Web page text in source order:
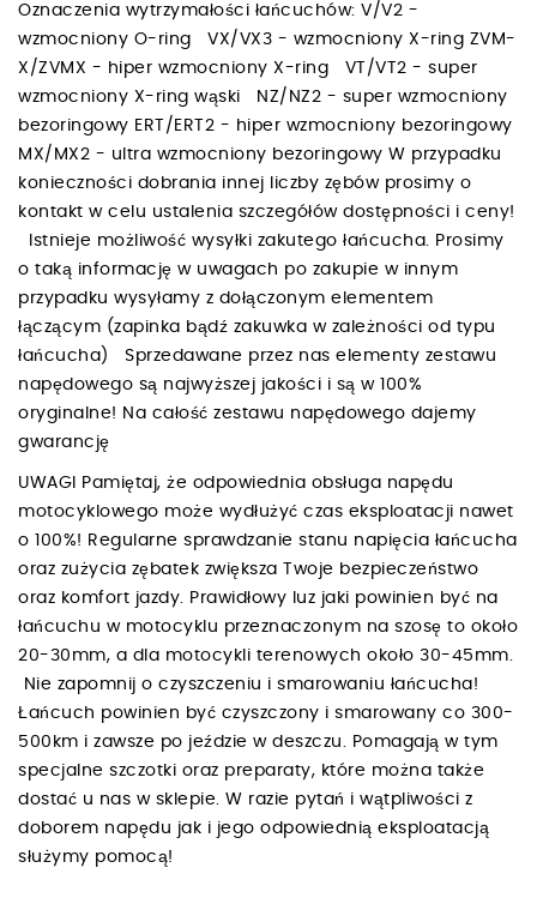
Oznaczenia wytrzymałości łańcuchów: V/V2 -
wzmocniony O-ring VX/VX3 - wzmocniony X-ring ZVM-
X/ZVMX - hiper wzmocniony X-ring VT/VT2 - super
wzmocniony X-ring wąski NZ/NZ2 - super wzmocniony
bezoringowy ERT/ERT2 - hiper wzmocniony bezoringowy
MX/MX2 - ultra wzmocniony bezoringowy W przypadku
konieczności dobrania innej liczby zębów prosimy o
kontakt w celu ustalenia szczegółów dostępności i ceny!
Istnieje możliwość wysyłki zakutego łańcucha. Prosimy
o taką informację w uwagach po zakupie w innym
przypadku wysyłamy z dołączonym elementem
łączącym (zapinka bądź zakuwka w zależności od typu
łańcucha) Sprzedawane przez nas elementy zestawu
napędowego są najwyższej jakości i są w 100%
oryginalne! Na całość zestawu napędowego dajemy
gwarancję
UWAGI Pamiętaj, że odpowiednia obsługa napędu
motocyklowego może wydłużyć czas eksploatacji nawet
o 100%! Regularne sprawdzanie stanu napięcia łańcucha
oraz zużycia zębatek zwiększa Twoje bezpieczeństwo
oraz komfort jazdy. Prawidłowy luz jaki powinien być na
łańcuchu w motocyklu przeznaczonym na szosę to około
20-30mm, a dla motocykli terenowych około 30-45mm.
Nie zapomnij o czyszczeniu i smarowaniu łańcucha!
Łańcuch powinien być czyszczony i smarowany co 300-
500km i zawsze po jeździe w deszczu. Pomagają w tym
specjalne szczotki oraz preparaty, które można także
dostać u nas w sklepie. W razie pytań i wątpliwości z
doborem napędu jak i jego odpowiednią eksploatacją
służymy pomocą!